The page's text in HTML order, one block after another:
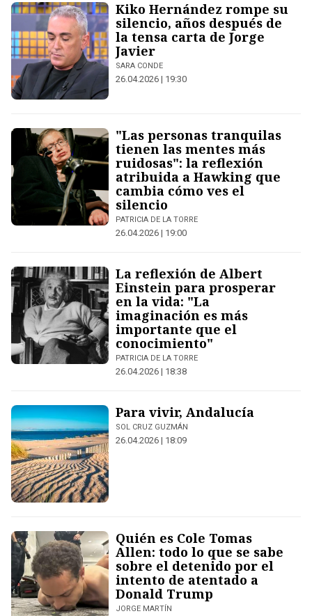
Kiko Hernández rompe su
silencio, años después de
la tensa carta de Jorge
Javier
SARA CONDE
26.04.2026 | 19:30
"Las personas tranquilas
tienen las mentes más
ruidosas": la reflexión
atribuida a Hawking que
cambia cómo ves el
silencio
PATRICIA DE LA TORRE
26.04.2026 | 19:00
La reflexión de Albert
Einstein para prosperar
en la vida: "La
imaginación es más
importante que el
conocimiento"
PATRICIA DE LA TORRE
26.04.2026 | 18:38
Para vivir, Andalucía
SOL CRUZ GUZMÁN
26.04.2026 | 18:09
Quién es Cole Tomas
Allen: todo lo que se sabe
sobre el detenido por el
intento de atentado a
Donald Trump
JORGE MARTÍN